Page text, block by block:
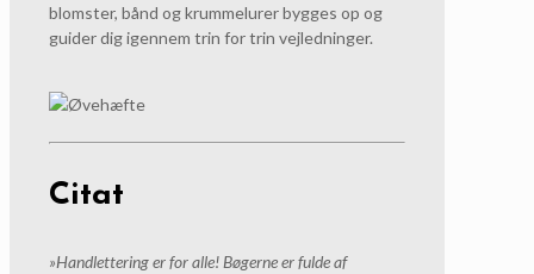
blomster, bånd og krummelurer bygges op og
guider dig igennem trin for trin vejledninger.
Citat
»Handlettering er for alle! Bøgerne er fulde af